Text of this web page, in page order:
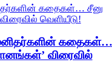
கதைகள்…
விரைவில்